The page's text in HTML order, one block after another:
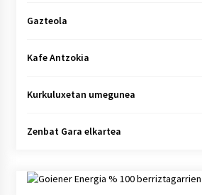
Gazteola
Kafe Antzokia
Kurkuluxetan umegunea
Zenbat Gara elkartea